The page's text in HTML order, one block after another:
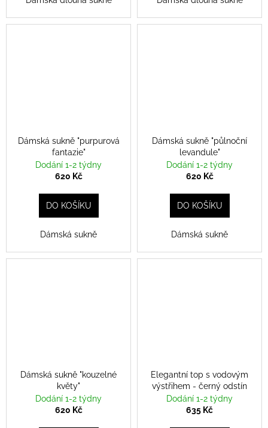
Dámská sukně "purpurová
fantazie"
Dodání 1-2 týdny
620 Kč
DO KOŠÍKU
Dámská sukně
Dámská sukně "půlnoční
levandule"
Dodání 1-2 týdny
620 Kč
DO KOŠÍKU
Dámská sukně
Dámská sukně "kouzelné
květy"
Dodání 1-2 týdny
620 Kč
Elegantní top s vodovým
výstřihem - černý odstín
Dodání 1-2 týdny
635 Kč